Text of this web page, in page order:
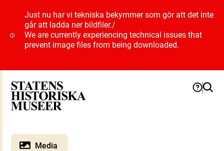
Just nu har vi tekniska bekymmer som gör att det inte
går att ladda ner bildfiler./
We are currently experiencing technical issues that
prevent image files from being downloaded.
Media